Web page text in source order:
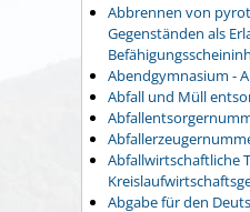
Abbrennen von
Gegenständen als
Abendgymnasium -
Abfall und Müll
Abfallwirtschaftliche
Abgabe für den